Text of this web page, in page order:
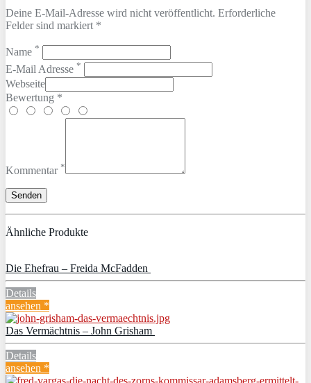
Deine E-Mail-Adresse wird nicht veröffentlicht. Erforderliche
Felder sind markiert *
Name *
E-Mail Adresse *
Webseite
Bewertung *
Kommentar *
Ähnliche Produkte
Die Ehefrau – Freida McFadden
Details
ansehen *
Das Vermächtnis – John Grisham
Details
ansehen *